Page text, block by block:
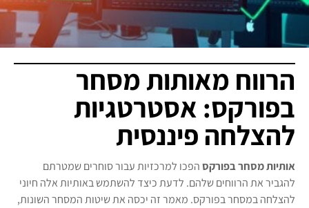
הרווח מאותות מסחר
בפורקס: אסטרטגיות
להצלחה פיננסית
אותיות מסחר בפורקסהפכו למרכזיות עבור סוחרים שמטרתם
להגביר את הרווחים שלהם. לדעת כיצד להשתמש באותיות אלה חיוני
להצלחה במסחר בפורקס. מאמר זה יכסה את שיטות המסחר השונות,